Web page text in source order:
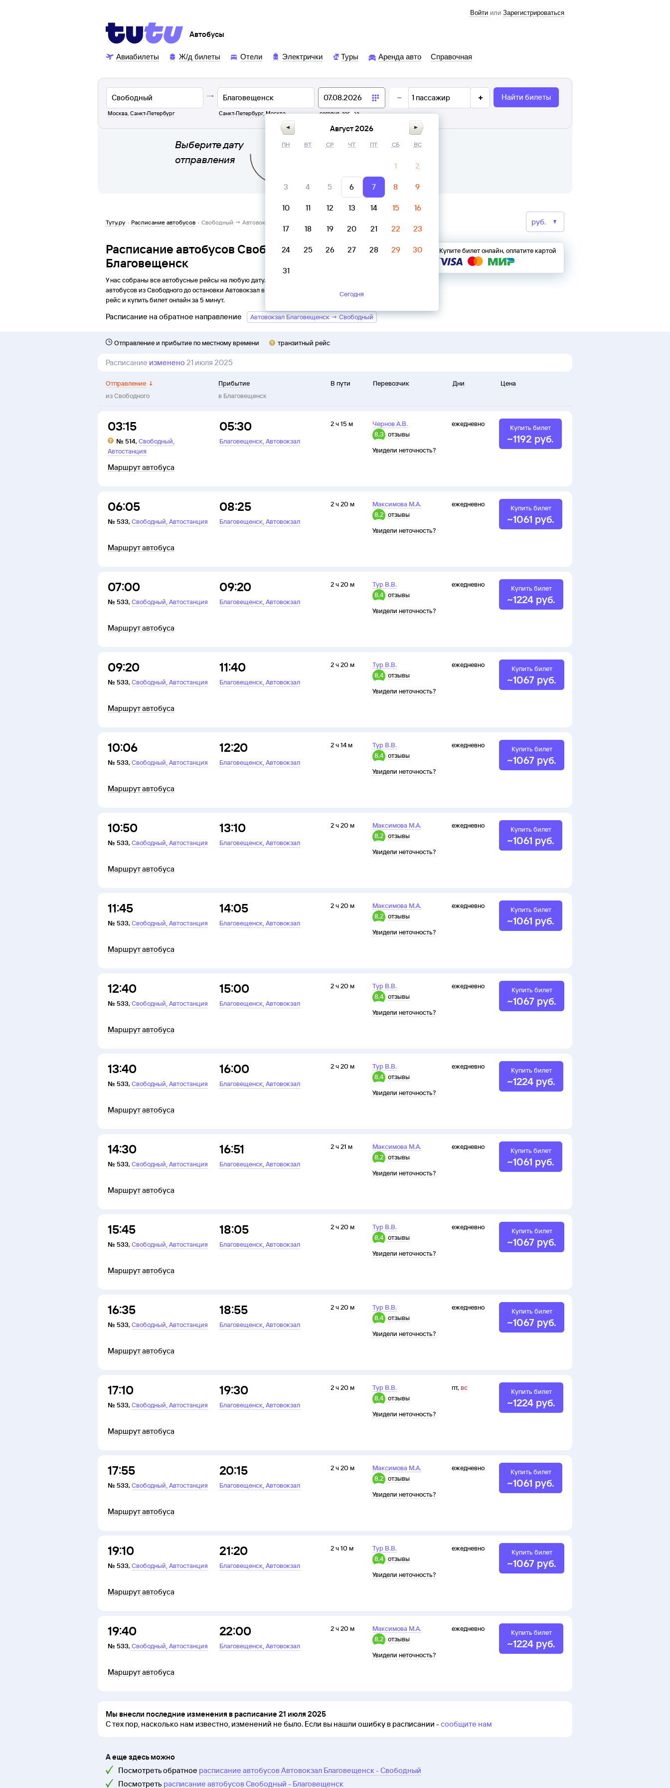
Войти или Зарегистрироваться
Автобусы
Авиабилеты Ж/д билеты Отели Электрички Туры Аренда авто Справочная
Москва, Санкт-Петербург Санкт-Петербург, Москва сегодня, завтра
1 пассажир Найти билеты
Выберите дату
отправления
Туту.ру · Расписание автобусов · Свободный → Автовокзал Благовещенск
Расписание автобусов Свободный → Автовокзал
Благовещенск
У нас собраны все автобусные рейсы на любую дату. Вы можете узнать точное расписание
автобусов изСвободного доостановки Автовокзалв
рейс и купить билет онлайн за 5 минут.
Купите билет онлайн, оплатите картой
Расписание на обратное направление Автовокзал Благовещенск → Свободный
Отправление и прибытие по местному времени транзитный рейс
Расписание изменено 21 июля 2025
Отправление ↓
изСвободного
Прибытие
в Благовещенск
В пути Перевозчик Дни Цена
03:15
№ 514,Свободный,
Автостанция
05:30
Благовещенск,Автовокзал
2 ч 15 м
Чернов А.В.
8,3 отзывы
Увидели неточность?
ежедневно
Маршрут автобуса
Купить билет
~1192 руб.
06:05
№ 533,Свободный,Автостанция
08:25
Благовещенск,Автовокзал
2 ч 20 м
Максимова М.А.
8,2 отзывы
Увидели неточность?
ежедневно
Маршрут автобуса
Купить билет
~1061 руб.
07:00
№ 533,Свободный,Автостанция
09:20
Благовещенск,Автовокзал
2 ч 20 м
Тур В.В.
8,4 отзывы
Увидели неточность?
ежедневно
Маршрут автобуса
Купить билет
~1224 руб.
09:20
№ 533,Свободный,Автостанция
11:40
Благовещенск,Автовокзал
2 ч 20 м
Тур В.В.
8,4 отзывы
Увидели неточность?
ежедневно
Маршрут автобуса
Купить билет
~1067 руб.
10:06
№ 533,Свободный,Автостанция
12:20
Благовещенск,Автовокзал
2 ч 14 м
Тур В.В.
8,4 отзывы
Увидели неточность?
ежедневно
Маршрут автобуса
Купить билет
~1067 руб.
10:50
№ 533,Свободный,Автостанция
13:10
Благовещенск,Автовокзал
2 ч 20 м
Максимова М.А.
8,2 отзывы
Увидели неточность?
ежедневно
Маршрут автобуса
Купить билет
~1061 руб.
11:45
№ 533,Свободный,Автостанция
14:05
Благовещенск,Автовокзал
2 ч 20 м
Максимова М.А.
8,2 отзывы
Увидели неточность?
ежедневно
Маршрут автобуса
Купить билет
~1061 руб.
12:40
№ 533,Свободный,Автостанция
15:00
Благовещенск,Автовокзал
2 ч 20 м
Тур В.В.
8,4 отзывы
Увидели неточность?
ежедневно
Маршрут автобуса
Купить билет
~1067 руб.
13:40
№ 533,Свободный,Автостанция
16:00
Благовещенск,Автовокзал
2 ч 20 м
Тур В.В.
8,4 отзывы
Увидели неточность?
ежедневно
Маршрут автобуса
Купить билет
~1224 руб.
14:30
№ 533,Свободный,Автостанция
16:51
Благовещенск,Автовокзал
2 ч 21 м
Максимова М.А.
8,2 отзывы
Увидели неточность?
ежедневно
Маршрут автобуса
Купить билет
~1061 руб.
15:45
№ 533,Свободный,Автостанция
18:05
Благовещенск,Автовокзал
2 ч 20 м
Тур В.В.
8,4 отзывы
Увидели неточность?
ежедневно
Маршрут автобуса
Купить билет
~1067 руб.
16:35
№ 533,Свободный,Автостанция
18:55
Благовещенск,Автовокзал
2 ч 20 м
Тур В.В.
8,4 отзывы
Увидели неточность?
ежедневно
Маршрут автобуса
Купить билет
~1067 руб.
17:10
№ 533,Свободный,Автостанция
19:30
Благовещенск,Автовокзал
2 ч 20 м
Тур В.В.
8,4 отзывы
Увидели неточность?
пт, вс
Маршрут автобуса
Купить билет
~1224 руб.
17:55
№ 533,Свободный,Автостанция
20:15
Благовещенск,Автовокзал
2 ч 20 м
Максимова М.А.
8,2 отзывы
Увидели неточность?
ежедневно
Маршрут автобуса
Купить билет
~1061 руб.
19:10
№ 533,Свободный,Автостанция
21:20
Благовещенск,Автовокзал
2 ч 10 м
Тур В.В.
8,4 отзывы
Увидели неточность?
ежедневно
Маршрут автобуса
Купить билет
~1067 руб.
19:40
№ 533,Свободный,Автостанция
22:00
Благовещенск,Автовокзал
2 ч 20 м
Максимова М.А.
8,2 отзывы
Увидели неточность?
ежедневно
Маршрут автобуса
Купить билет
~1224 руб.
Мы внесли последние изменения в расписание 21 июля 2025
С тех пор, насколько нам известно, изменений не было. Если вы нашли ошибку в расписании -сообщите нам
А еще здесь можно
Посмотреть обратное расписание автобусов Автовокзал Благовещенск - Свободный
Посмотреть расписание автобусов Свободный - Благовещенск
Август 2026
ПН ВТ СР ЧТ ПТ СБ ВС
1 2
3 4 5 6 7 8 9
10 11 12 13 14 15 16
17 18 19 20 21 22 23
24 25 26 27 28 29 30
31
Сегодня